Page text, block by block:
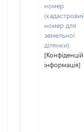
номер
номер для
земельної
ділянки):
інформація]